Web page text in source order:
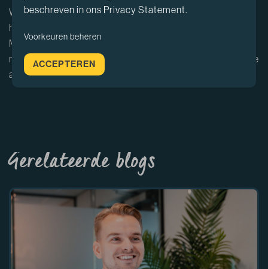
We hopen dat wij via deze weg iets meer informatie
hebben kunnen delen over het omgaan van afwijzing.
Mocht je nog altijd moeite hebben hierna met solliciteren,
neem dan contact met ons op. Wij kijken graag mee met je
ambities en helpen je naar jouw droombaan.
Gerelateerde blogs
beschreven in ons Privacy Statement.
Voorkeuren beheren
ACCEPTEREN